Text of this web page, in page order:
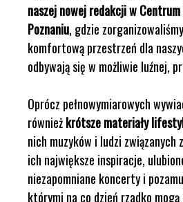
naszej nowej redakcji w
Poznaniu, gdzie
komfortową przestrzeń dla
odbywają się w możliwie luźnej,
Oprócz pełnowymiarowych
równieżkrótsze materiały
nich muzyków i ludzi związanych
ich największe inspiracje,
niezapomniane koncerty i
którymi na co dzień rzadko